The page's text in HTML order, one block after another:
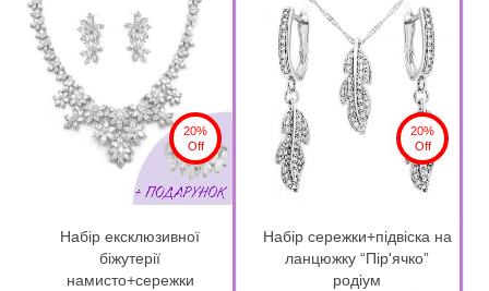
20%
Off
Набір ексклюзивної
біжутерії
намисто+сережки
20%
Off
Набір сережки+підвіска на
ланцюжку “Пір'ячко”
родіум